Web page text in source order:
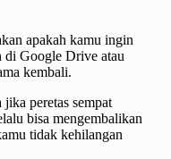
apakah kamu ingin
di Google Drive atau
kembali.
peretas sempat
bisa mengembalikan
tidak kehilangan